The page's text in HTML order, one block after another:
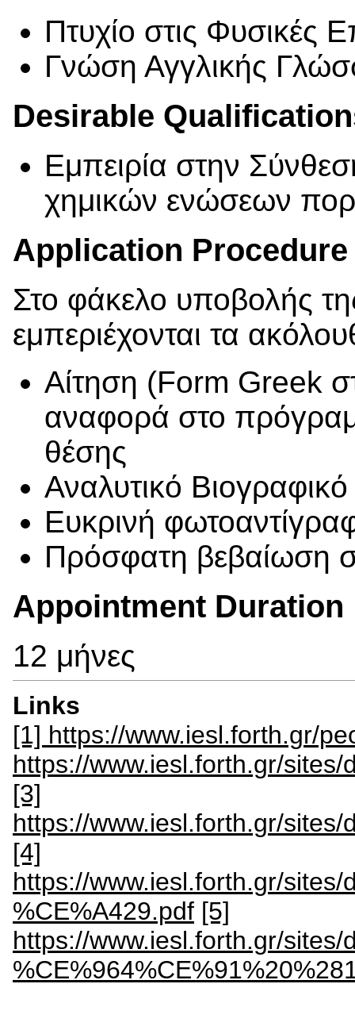
Πτυχίο στις Φυσικές
Γνώση Αγγλικής
Desirable
Εμπειρία στην
χημικών ενώσεων
Application Procedure
Στο φάκελο υποβολής
εμπεριέχονται τα
Αίτηση (Form Greek
αναφορά στο
θέσης
Αναλυτικό
Ευκρινή
Πρόσφατη βεβαίωση
Appointment Duration
12 μήνες
Links
[1] https://www.iesl.forth.gr/
https://www.iesl.forth.gr/
[3]
https://www.iesl.forth.gr/
[4]
https://www.iesl.forth.gr/
%CE%A429.pdf [5]
https://www.iesl.forth.gr/